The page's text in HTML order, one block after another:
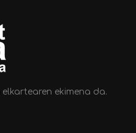
elkartearen ekimena da.